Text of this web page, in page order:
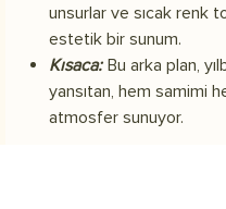
unsurlar ve sıcak renk
estetik bir sunum.
Kısaca: Bu arka plan,
yansıtan, hem samimi
atmosfer sunuyor.